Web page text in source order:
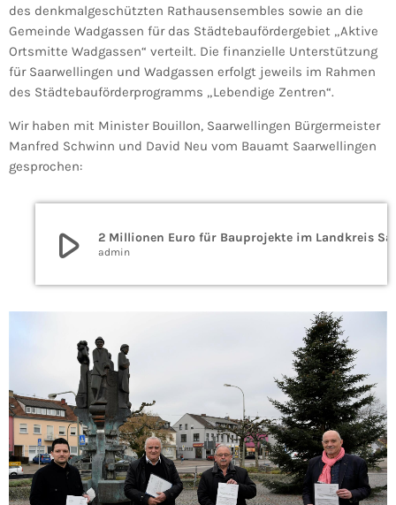
des denkmalgeschützten Rathausensembles sowie an die
Gemeinde Wadgassen für das Städtebaufördergebiet „Aktive
Ortsmitte Wadgassen“ verteilt. Die finanzielle Unterstützung
für Saarwellingen und Wadgassen erfolgt jeweils im Rahmen
des Städtebauförderprogramms „Lebendige Zentren“.
Wir haben mit Minister Bouillon, Saarwellingen Bürgermeister
Manfred Schwinn und David Neu vom Bauamt Saarwellingen
gesprochen:
play_arrow admin